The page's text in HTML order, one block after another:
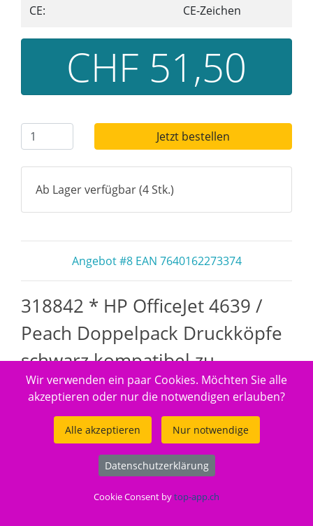
CE: CE-Zeichen
CHF 51,50
Jetzt bestellen
Ab Lager verfügbar (4 Stk.)
Angebot #8 EAN 7640162273374
318842 * HP OfficeJet 4639 /
Peach Doppelpack Druckköpfe
schwarz kompatibel zu
Wir verwenden ein paar Cookies. Möchten Sie alle
akzeptieren oder nur die notwendigen erlauben?
Alle akzeptieren Nur notwendige
Datenschutzerklärung
Cookie Consent bytop-app.ch